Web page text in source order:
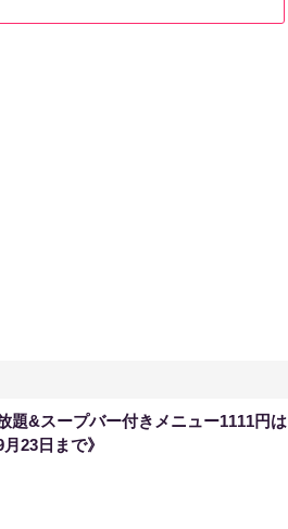
題&スープバー付きメニュー1111円は
23日まで》